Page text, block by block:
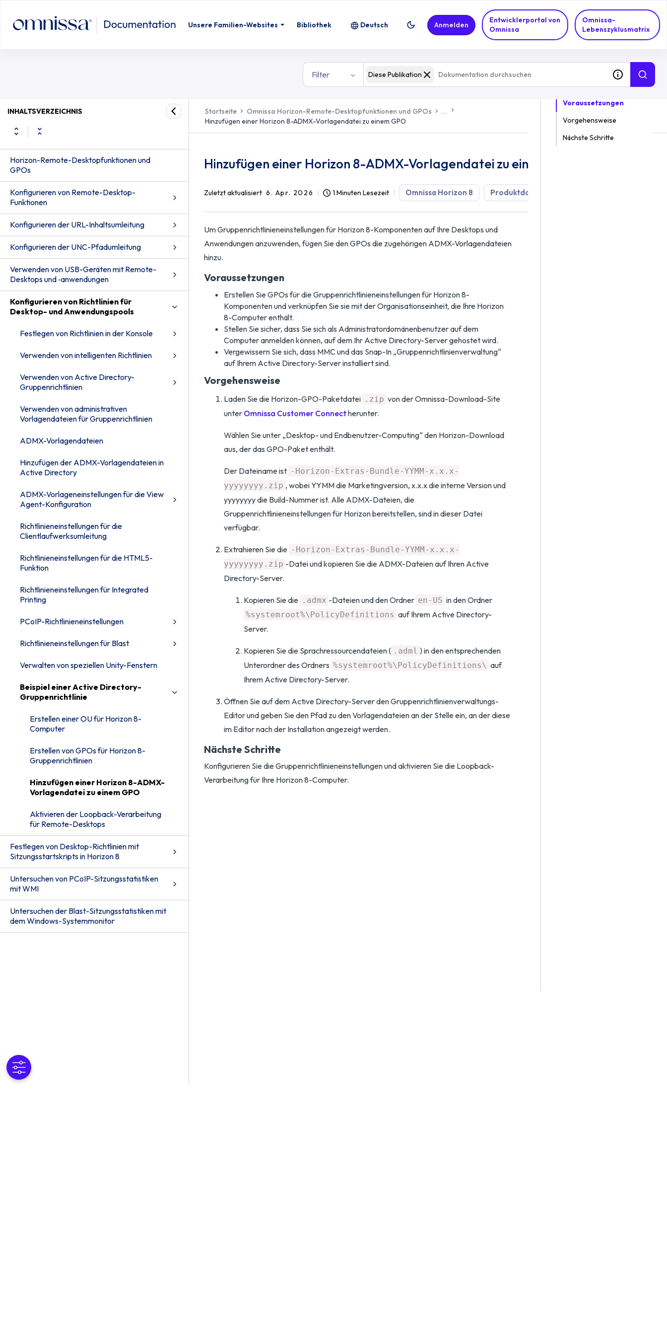
Unsere Familien-Websites Bibliothek
Entwicklerportal von
Omnissa
Omnissa-
Lebenszyklusmatrix
Deutsch Anmelden
Filter Diese Publikation
Hinzufügen einer Horizon 8-ADMX-Vorlagendatei zu einem GPO
INHALTSVERZEICHNIS
Horizon-Remote-Desktopfunktionen und
GPOs
Konfigurieren von Remote-Desktop-
Funktionen
Konfigurieren der URL-Inhaltsumleitung
Konfigurieren der UNC-Pfadumleitung
Verwenden von USB-Geräten mit Remote-
Desktops und ‑anwendungen
Konfigurieren von Richtlinien für
Desktop- und Anwendungspools
Festlegen von Richtlinien in der Konsole
Verwenden von intelligenten Richtlinien
Verwenden von Active Directory-
Gruppenrichtlinien
Verwenden von administrativen
Vorlagendateien für Gruppenrichtlinien
ADMX-Vorlagendateien
Hinzufügen der ADMX-Vorlagendateien in
Active Directory
ADMX-Vorlageneinstellungen für die View
Agent-Konfiguration
Richtlinieneinstellungen für die
Clientlaufwerksumleitung
Richtlinieneinstellungen für die HTML5-
Funktion
Richtlinieneinstellungen für Integrated
Printing
PCoIP-Richtlinieneinstellungen
Richtlinieneinstellungen für Blast
Verwalten von speziellen Unity-Fenstern
Beispiel einer Active Directory-
Gruppenrichtlinie
Erstellen einer OU für Horizon 8-
Computer
Erstellen von GPOs für Horizon 8-
Gruppenrichtlinien
Hinzufügen einer Horizon 8-ADMX-
Vorlagendatei zu einem GPO
Aktivieren der Loopback-Verarbeitung
für Remote-Desktops
Festlegen von Desktop-Richtlinien mit
Sitzungsstartskripts in Horizon 8
Untersuchen von PCoIP-Sitzungsstatistiken
mit WMI
Untersuchen der Blast-Sitzungsstatistiken mit
dem Windows-Systemmonitor
Startseite Omnissa Horizon-Remote-Desktopfunktionen und GPOs
...
Hinzufügen einer Horizon 8-ADMX-Vorlagendatei zu einem GPO
Hinzufügen einer Horizon 8-ADMX-Vorlagendatei zu einem GPO
Zuletzt aktualisiert 6. Apr. 2026 1 Minuten Lesezeit Omnissa Horizon 8 Produktdokumentation
Um Gruppenrichtlinieneinstellungen für Horizon 8-Komponenten auf Ihre Desktops und
Anwendungen anzuwenden, fügen Sie den GPOs die zugehörigen ADMX-Vorlagendateien
hinzu.
Voraussetzungen
Erstellen Sie GPOs für die Gruppenrichtlinieneinstellungen für Horizon 8-
Komponenten und verknüpfen Sie sie mit der Organisationseinheit, die Ihre Horizon
8-Computer enthält.
Stellen Sie sicher, dass Sie sich als Administratordomänenbenutzer auf dem
Computer anmelden können, auf dem Ihr Active Directory-Server gehostet wird.
Vergewissern Sie sich, dass MMC und das Snap-In „Gruppenrichtlinienverwaltung“
auf Ihrem Active Directory-Server installiert sind.
Vorgehensweise
Laden Sie die Horizon-GPO-Paketdatei .zip von der Omnissa-Download-Site
unter Omnissa Customer Connectherunter.
Wählen Sie unter „Desktop- und Endbenutzer-Computing“ den Horizon-Download
aus, der das GPO-Paket enthält.
Der Dateiname ist -Horizon-Extras-Bundle-YYMM-x.x.x-
yyyyyyyy.zip , wobei YYMM die Marketingversion, x.x.x die interne Version und
yyyyyyyy die Build-Nummer ist. Alle ADMX-Dateien, die
Gruppenrichtlinieneinstellungen für Horizon bereitstellen, sind in dieser Datei
verfügbar.
Extrahieren Sie die -Horizon-Extras-Bundle-YYMM-x.x.x-
yyyyyyyy.zip -Datei und kopieren Sie die ADMX-Dateien auf Ihren Active
Directory-Server.
Kopieren Sie die .admx -Dateien und den Ordner en-US in den Ordner
%systemroot%\PolicyDefinitions auf Ihrem Active Directory-
Server.
Kopieren Sie die Sprachressourcendateien ( .adml ) in den entsprechenden
Unterordner des Ordners %systemroot%\PolicyDefinitions\ auf
Ihrem Active Directory-Server.
Öffnen Sie auf dem Active Directory-Server den Gruppenrichtlinienverwaltungs-
Editor und geben Sie den Pfad zu den Vorlagendateien an der Stelle ein, an der diese
im Editor nach der Installation angezeigt werden.
Nächste Schritte
Konfigurieren Sie die Gruppenrichtlinieneinstellungen und aktivieren Sie die Loopback-
Verarbeitung für Ihre Horizon 8-Computer.
IN DIESEM THEMA
Voraussetzungen
Vorgehensweise
Nächste Schritte